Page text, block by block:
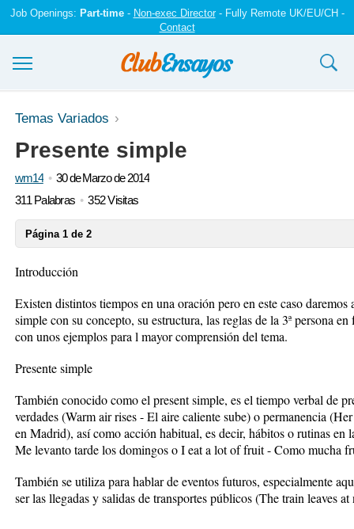
Job Openings: Part-time- Non-exec Director- Fully Remote UK/EU/CH -
Contact
Ensayos y trabajos
Registrarse
Iniciar sesión
Temas Variados
Presente simple
wm14
30 de Marzo de 2014
311 Palabras
352 Visitas
Página 1 de 2
Introducción
Existen distintos tiempos en una oración pero en este caso
simple con su concepto, su estructura, las reglas de la 3ª persona
con unos ejemplos para l mayor comprensión del tema.
Presente simple
También conocido como el present simple, es el tiempo verbal de
verdades (Warm air rises - El aire caliente sube) o permanencia
en Madrid), así como acción habitual, es decir, hábitos o rutinas
Me levanto tarde los domingos o I eat a lot of fruit - Como mucha
También se utiliza para hablar de eventos futuros, especialmente
ser las llegadas y salidas de transportes públicos (The train leaves